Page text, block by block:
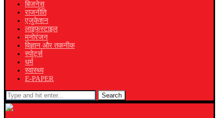
बिजनेस
राजनीति
एजुकेशन
लाइफस्टाइल
मनोरंजन
विज्ञान और तकनीक
स्पोर्ट्स
धर्म
स्वास्थ्य
E-PAPER
Search